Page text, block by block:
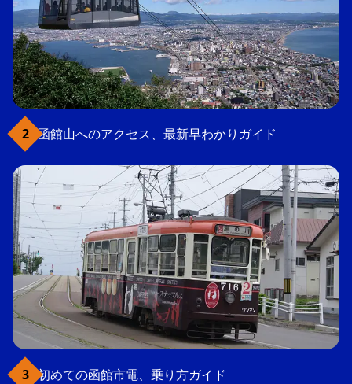
函館山へのアクセス、最新早わかりガイド
初めての函館市電、乗り方ガイド